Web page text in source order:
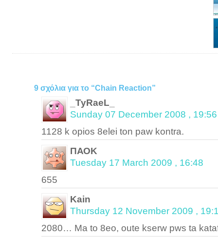
9 σχόλια για το “Chain Reaction”
_TyRaeL_
Sunday 07 December 2008 , 19:56
1128 k opios 8elei ton paw kontra.
ΠΑΟΚ
Tuesday 17 March 2009 , 16:48
655
Kain
Thursday 12 November 2009 ,
2080… Ma to 8eo, oute kserw pws ta